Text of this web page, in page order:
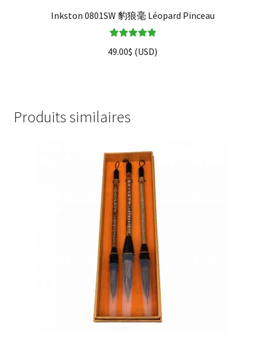
Inkston 0801SW 豹狼毫 Léopard Pinceau
5
49.00$ (USD)
Produits similaires